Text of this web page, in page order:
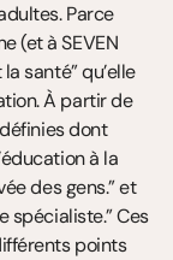
Parce
(et à SEVEN
santé” qu’elle
À partir de
dont
à la
des gens.” et
spécialiste.” Ces
points